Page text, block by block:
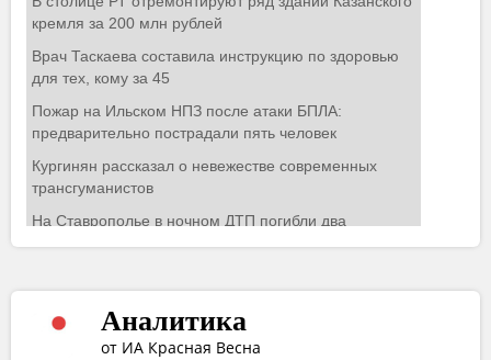
Аналитика
от ИА Красная Весна